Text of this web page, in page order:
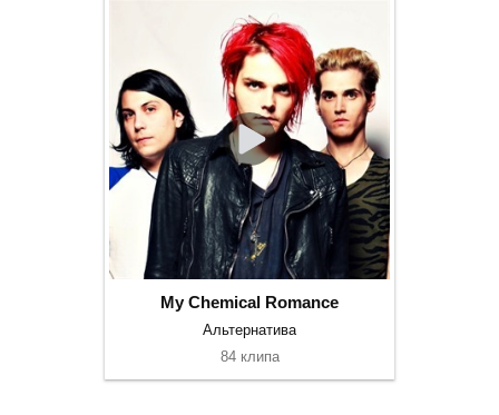
My Chemical Romance
Альтернатива
84 клипа